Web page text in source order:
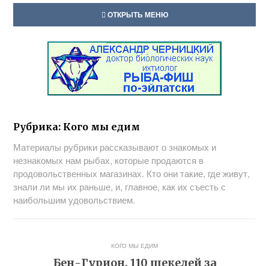
ОТКРЫТЬ МЕНЮ
Рубрика: Кого мы едим
Материалы рубрики рассказывают о знакомых и
незнакомых нам рыбах, которые продаются в
продовольственных магазинах. Кто они такие, где живут,
знали ли мы их раньше, и, главное, как их съесть с
наибольшим удовольствием.
КОГО МЫ ЕДИМ
Бен-Гурион, 110 шекелей за